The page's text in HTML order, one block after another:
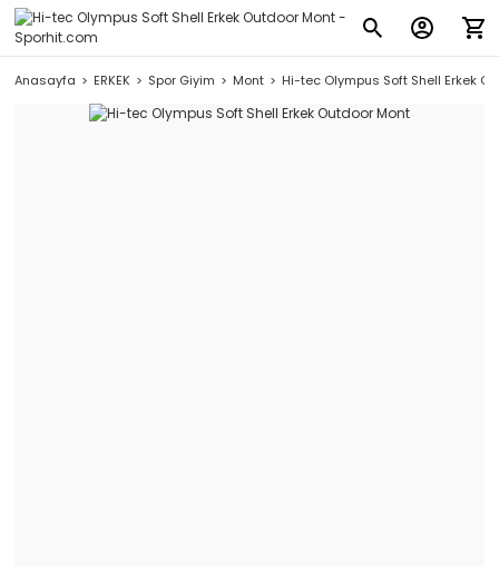
Anasayfa ERKEK Spor Giyim Mont Hi-tec Olympus Soft Shell Erkek